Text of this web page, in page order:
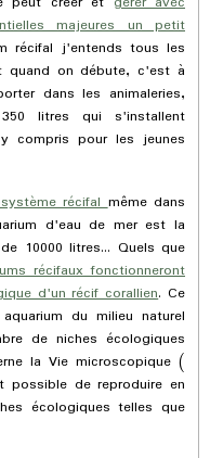
majeures un petit
récifal j'entends tous les
quand on débute, c'est à
dans les animaleries,
litres qui s'installent
compris pour les jeunes
récifalmême dans
d'eau de mer est la
10000 litres... Quels que
récifaux fonctionneront
d'un récif corallien. Ce
du milieu naturel
de niches écologiques
la Vie microscopique (
de reproduire en
écologiques telles que